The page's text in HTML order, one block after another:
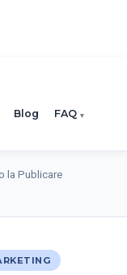
Blog
FAQ
la Publicare